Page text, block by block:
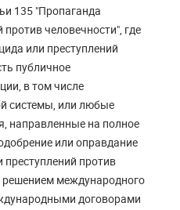
135 "Пропаганда
человечности", где
или преступлений
публичное
в том числе
системы, или любые
направленные на полное
или оправдание
преступлений против
решением международного
договорами